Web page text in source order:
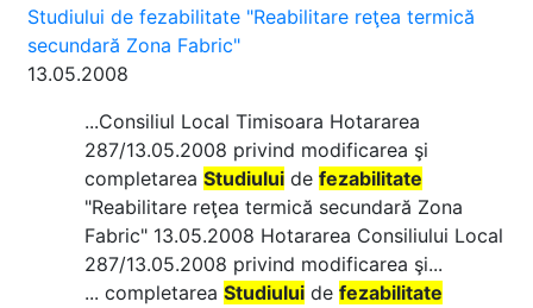
Studiului de fezabilitate "Reabilitare reţea termică
secundară Zona Fabric"
13.05.2008
...Consiliul Local Timisoara Hotararea
287/13.05.2008 privind modificarea şi
completarea Studiului de fezabilitate
"Reabilitare reţea termică secundară Zona
Fabric" 13.05.2008 Hotararea Consiliului Local
287/13.05.2008 privind modificarea şi...
... completarea Studiului de fezabilitate